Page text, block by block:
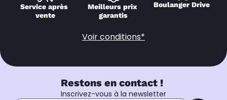
Service après
vente
Meilleurs prix
garantis
Boulanger Drive
Voir conditions*
Restons en contact !
Inscrivez-vous à la newsletter